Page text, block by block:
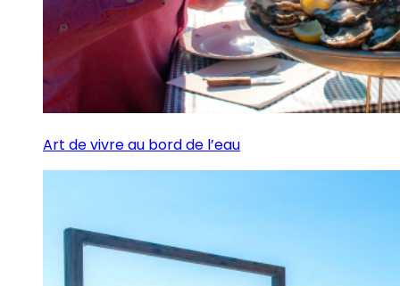
Art de vivre au bord de l’eau